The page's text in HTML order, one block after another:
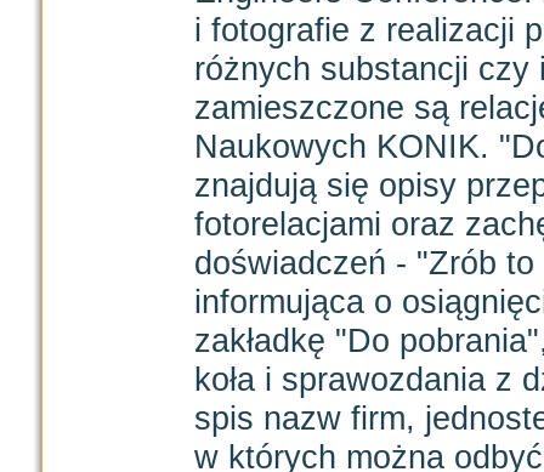
i fotografie z realizacji
różnych substancji czy
zamieszczone są
Naukowych KONIK.
znajdują się opisy
fotorelacjami oraz
doświadczeń - "Zrób
informująca o
zakładkę "Do
koła i sprawozdania z
spis nazw firm,
w których można